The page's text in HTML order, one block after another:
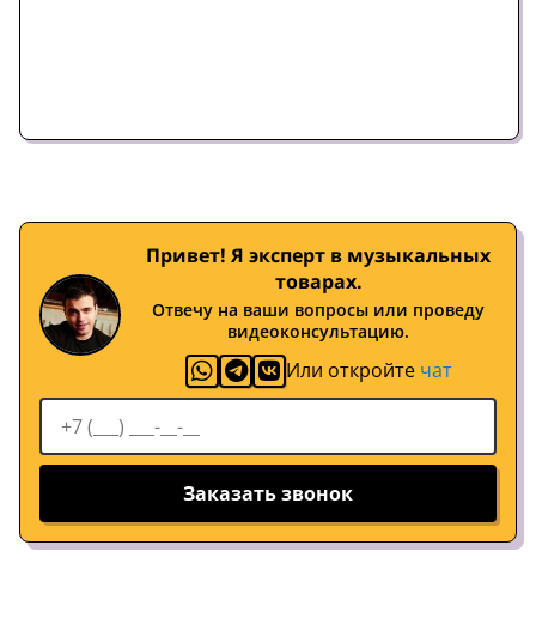
Привет! Я эксперт в музыкальных
товарах.
Отвечу на ваши вопросы или проведу
видеоконсультацию.
Или откройте чат
Заказать звонок